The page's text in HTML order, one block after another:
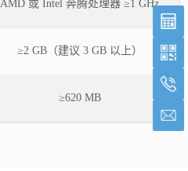
AMD 或 Intel 奔腾处理器 ≥1 GHz
≥2 GB（建议 3 GB 以上）
≥620 MB